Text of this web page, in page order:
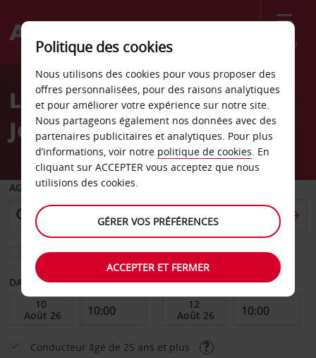
Menu
Welcome
AvisLocation de voiture Saint-
Joseph
AGENCE DE DÉPART
Sélectionnez une autre agence de retour
DATE DE DÉBUT DATE DE FIN
Conducteur âgé de 25 ans et plus
Politique des cookies
Nous utilisons des cookies pour vous proposer des
offres personnalisées, pour des raisons analytiques
et pour améliorer votre expérience sur notre site.
Nous partageons également nos données avec des
partenaires publicitaires et analytiques. Pour plus
d’informations, voir notre politique de cookies. En
cliquant sur ACCEPTER vous acceptez que nous
utilisions des cookies.
GÉRER VOS PRÉFÉRENCES
ACCEPTER ET FERMER